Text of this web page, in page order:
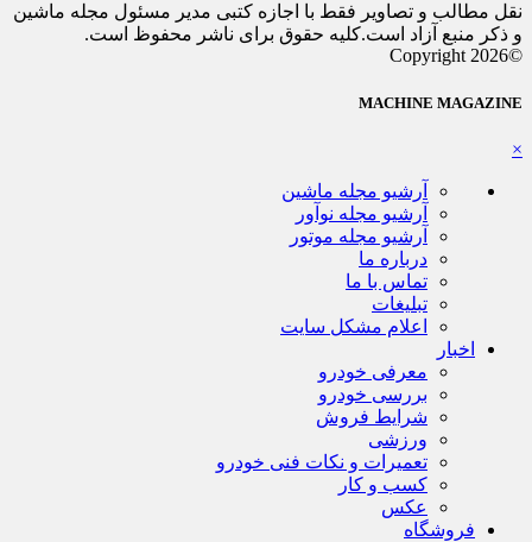
نقل مطالب و تصاویر فقط با اجازه کتبی مدیر مسئول مجله ماشین
و ذکر منبع آزاد است.کلیه حقوق برای ناشر محفوظ است.
©Copyright 2026
MACHINE MAGAZINE
×
آرشیو مجله ماشین
آرشیو مجله نوآور
آرشیو مجله موتور
درباره ما
تماس با ما
تبلیغات
اعلام مشکل سایت
اخبار
معرفی خودرو
بررسی خودرو
شرایط فروش
ورزشی
تعمیرات و نکات فنی خودرو
کسب و کار
عکس
فروشگاه